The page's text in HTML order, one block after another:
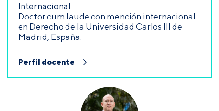
Internacional
Doctor cum laude con mención internacional
en Derecho de la Universidad Carlos III de
Madrid, España.
Perfil docente